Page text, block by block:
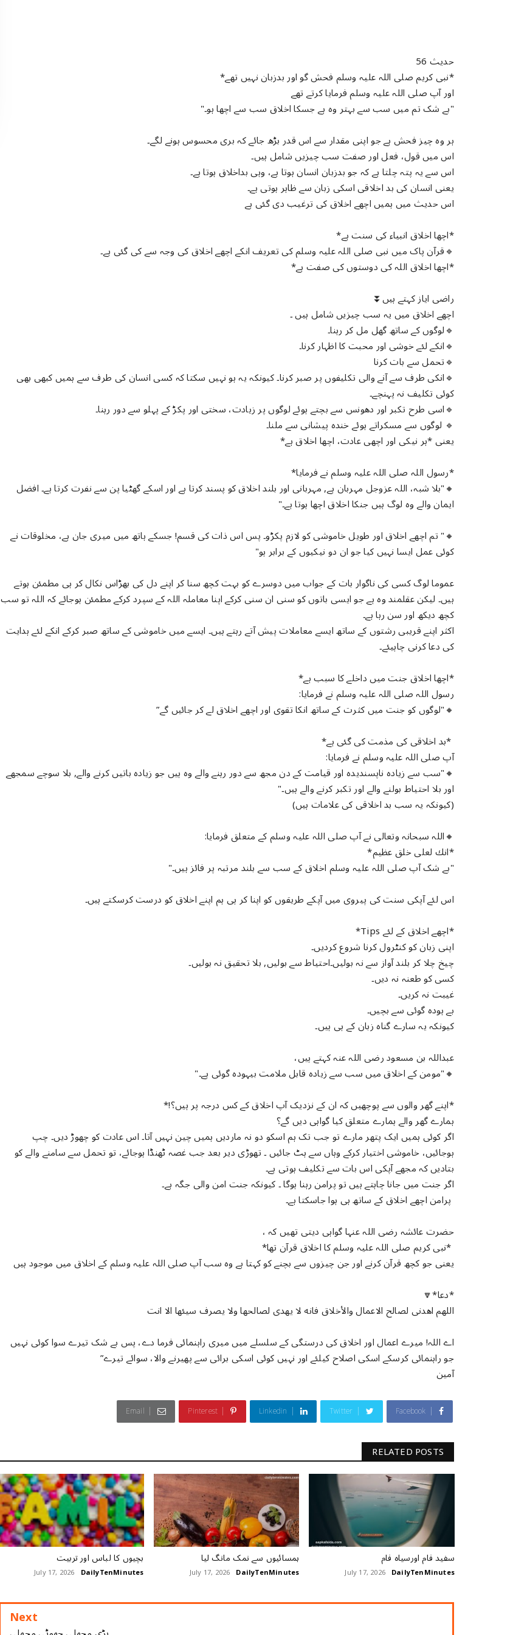
حدیث 56
*نبی کریم صلی اللہ علیہ وسلم فحش گو اور بدزبان نہیں تھے*
اور آپ صلی اللہ علیہ وسلم فرمایا کرتے تھے
"بے شک تم میں سب سے بہتر وہ ہے جسکا اخلاق سب سے اچھا ہو۔"
ہر وہ چیز فحش ہے جو اپنی مقدار سے اس قدر بڑھ جائے کہ بری محسوس ہونے لگے۔
اس میں قول، فعل اور صفت سب چیزیں شامل ہیں۔
اس سے یہ پتہ چلتا ہے کہ جو بدزبان انسان ہوتا ہے، وہی بداخلاق ہوتا ہے۔
یعنی انسان کی بد اخلاقی اسکی زبان سے ظاہر ہوتی ہے۔
اس حدیث میں ہمیں اچھے اخلاق کی ترغیب دی گئی ہے
*اچھا اخلاق انبیاء کی سنت ہے*
🔹️قرآن پاک میں نبی صلی اللہ علیہ وسلم کی تعریف انکے اچھے اخلاق کی وجہ سے کی گئی ہے۔
*اچھا اخلاق اللہ کی دوستوں کی صفت ہے*
راضی ایاز کہتے ہیں⏬
اچھے اخلاق میں یہ سب چیزیں شامل ہیں ۔
🔹️لوگوں کے ساتھ گھل مل کر رہنا۔
🔹️انکے لئے خوشی اور محبت کا اظہار کرنا۔
🔹️تحمل سے بات کرنا
🔹️انکی طرف سے آنے والی تکلیفوں پر صبر کرنا۔ کیونکہ یہ ہو نہیں سکتا کہ کسی انسان کی طرف سے ہمیں کبھی بھی
کوئی تکلیف نہ پہنچے۔
🔹️اسی طرح تکبر اور دھونس سے بچتے ہوئے لوگوں پر زیادت، سختی اور پکڑ کے پہلو سے دور رہنا۔
🔹️ لوگوں سے مسکراتے ہوئے خندہ پیشانی سے ملنا۔
یعنی *ہر نیکی اور اچھی عادت، اچھا اخلاق ہے*
*رسول اللہ صلی اللہ علیہ وسلم نے فرمایا*
🔸️"بلا شبہ، اللہ عزوجل مہربان ہے, مہربانی اور بلند اخلاق کو پسند کرتا ہے اور اسکے گھٹیا پن سے نفرت کرتا ہے۔ افضل
ایمان والے وہ لوگ ہیں جنکا اخلاق اچھا ہوتا ہے۔"
🔸️" تم اچھے اخلاق اور طویل خاموشی کو لازم پکڑو۔ پس اس ذات کی قسم! جسکے ہاتھ میں میری جان ہے، مخلوقات نے
کوئی عمل ایسا نہیں کیا جو ان دو نیکیوں کے برابر ہو"
عموما لوگ کسی کی ناگوار بات کے جواب میں دوسرے کو بہت کچھ سنا کر اپنے دل کی بھڑاس نکال کر ہی مطمئن ہوتے
ہیں۔ لیکن عقلمند وہ ہے جو ایسی باتوں کو سنی ان سنی کرکے اپنا معاملہ اللہ کے سپرد کرکے مطمئن ہوجائے کہ اللہ تو سب
کچھ دیکھ اور سن رہا ہے۔
اکثر اپنے قریبی رشتوں کے ساتھ ایسے معاملات پیش آتے رہتے ہیں۔ ایسے میں خاموشی کے ساتھ صبر کرکے انکے لئے ہدایت
کی دعا کرنی چاہیئے۔
*اچھا اخلاق جنت میں داخلے کا سبب ہے*
رسول اللہ صلی اللہ علیہ وسلم نے فرمایا:
🔸️"لوگوں کو جنت میں کثرت کے ساتھ انکا تقوی اور اچھے اخلاق لے کر جائیں گے”
*بد اخلاقی کی مذمت کی گئی ہے*
آپ صلی اللہ علیہ وسلم نے فرمایا:
🔸️"سب سے زیادہ ناپسندیدہ اور قیامت کے دن مجھ سے دور رہنے والے وہ ہیں جو زیادہ باتیں کرنے والے, بلا سوچے سمجھے
اور بلا احتیاط بولنے والے اور تکبر کرنے والے ہیں۔"
(کیونکہ یہ سب بد اخلاقی کی علامات ہیں)
🔸️اللہ سبحانہ وتعالی نے آپ صلی اللہ علیہ وسلم کے متعلق فرمایا:
*انك لعلى خلق عظيم*
"بے شک آپ صلی اللہ علیہ وسلم اخلاق کے سب سے بلند مرتبہ پر فائز ہیں۔"
اس لئے آپکی سنت کی پیروی میں آپکے طریقوں کو اپنا کر ہی ہم اپنے اخلاق کو درست کرسکتے ہیں۔
*اچھے اخلاق کے لئے Tips*
اپنی زبان کو کنٹرول کرنا شروع کردیں۔
چیخ چلا کر بلند آواز سے نہ بولیں۔احتیاط سے بولیں, بلا تحقیق نہ بولیں۔
کسی کو طعنہ نہ دیں۔
غیبت نہ کریں۔
بے ہودہ گوئی سے بچیں۔
کیونکہ یہ سارے گناہ زبان کے ہی ہیں۔
عبداللہ بن مسعود رضی اللہ عنہ کہتے ہیں،
🔸️"مومن کے اخلاق میں سب سے زیادہ قابل ملامت بیہودہ گوئی ہے۔"
*اپنے گھر والوں سے پوچھیں کہ ان کے نزدیک آپ اخلاق کے کس درجہ پر ہیں؟!*
ہمارے گھر والے ہمارے متعلق کیا گواہی دیں گے؟
اگر کوئی ہمیں ایک پتھر مارے تو جب تک ہم اسکو دو نہ ماردیں ہمیں چین نہیں آتا۔ اس عادت کو چھوڑ دیں۔ چپ
ہوجائیں، خاموشی اختیار کرکے وہاں سے ہٹ جائیں ۔ تھوڑی دیر بعد جب غصہ ٹھنڈا ہوجائے، تو تحمل سے سامنے والے کو
بتادیں کہ مجھے آپکی اس بات سے تکلیف ہوتی ہے۔
اگر جنت میں جانا چاہتے ہیں تو پرامن رہنا ہوگا ۔ کیونکہ جنت امن والی جگہ ہے۔
پرامن اچھے اخلاق کے ساتھ ہی ہوا جاسکتا ہے۔
حضرت عائشہ رضی اللہ عنہا گواہی دیتی تھیں کہ ،
*نبی کریم صلی اللہ علیہ وسلم کا اخلاق قرآن تھا*
یعنی جو کچھ قرآن کرنے اور جن چیزوں سے بچنے کو کہتا ہے وہ سب آپ صلی اللہ علیہ وسلم کے اخلاق میں موجود ہیں
*دعا*🔽
اللهم اهدنى لصالح الاعمال والأخلاق فانه لا يهدى لصالحها ولا يصرف سيئها الا انت
اے اللہ! میرے اعمال اور اخلاق کی درستگی کے سلسلے میں میری راہنمائی فرما دے، پس بے شک تیرے سوا کوئی نہیں
جو راہنمائی کرسکے اسکی اصلاح کیلئے اور نہیں کوئی اسکی برائی سے پھیرنے والا، سوائے تیرے”
آمین
Facebook
Twitter
Linkedin
Pinterest
Email
RELATED POSTS
سفید فام اورسیاہ فام
DailyTenMinutes
July 17, 2026
ہمسائیوں سے نمک مانگ لیا
DailyTenMinutes
July 17, 2026
بچیوں کا لباس اور تربیت
DailyTenMinutes
July 17, 2026
Next